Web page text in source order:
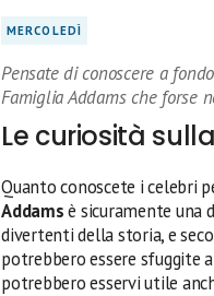
MERCOLEDÌ
Pensate di conoscere a
Famiglia Addams che forse
Le curiosità
Quanto conoscete i celebri
Addamsè sicuramente una
divertenti della storia, e
potrebbero essere sfuggite
potrebbero esservi utile